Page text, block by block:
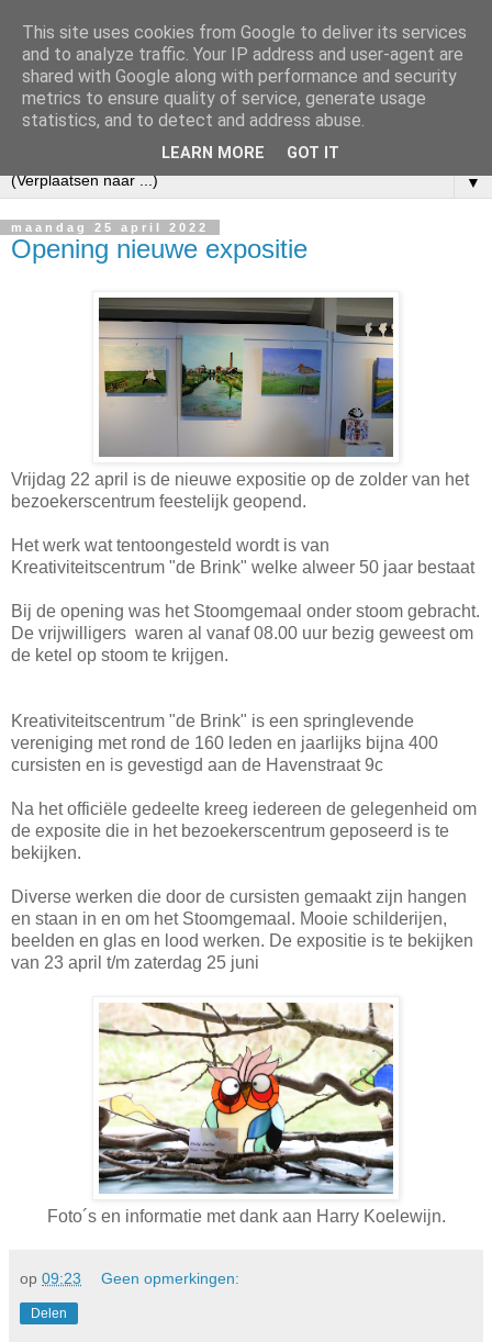
▼
maandag 25 april 2022
Opening nieuwe expositie
Vrijdag 22 april is de nieuwe expositie op de zolder van het
bezoekerscentrum feestelijk geopend.
Het werk wat tentoongesteld wordt is van
Kreativiteitscentrum "de Brink" welke alweer 50 jaar bestaat
Bij de opening was het Stoomgemaal onder stoom gebracht.
De vrijwilligers waren al vanaf 08.00 uur bezig geweest om
de ketel op stoom te krijgen.
Kreativiteitscentrum "de Brink" is een springlevende
vereniging met rond de 160 leden en jaarlijks bijna 400
cursisten en is gevestigd aan de Havenstraat 9c
Na het officiële gedeelte kreeg iedereen de gelegenheid om
de exposite die in het bezoekerscentrum geposeerd is te
bekijken.
Diverse werken die door de cursisten gemaakt zijn hangen
en staan in en om het Stoomgemaal. Mooie schilderijen,
beelden en glas en lood werken. De expositie is te bekijken
van 23 april t/m zaterdag 25 juni
Foto´s en informatie met dank aan Harry Koelewijn.
op 09:23 Geen opmerkingen:
Delen
This site uses cookies from Google to deliver its services
and to analyze traffic. Your IP address and user-agent are
shared with Google along with performance and security
metrics to ensure quality of service, generate usage
statistics, and to detect and address abuse.
LEARN MORE GOT IT